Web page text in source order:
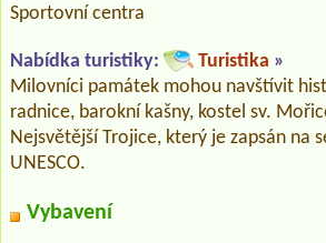
Sportovní centra
Nabídka turistiky: Turistika »
Milovníci památek mohou navštívit
radnice, barokní kašny, kostel sv.
Nejsvětější Trojice, který je zapsán na
UNESCO.
Vybavení